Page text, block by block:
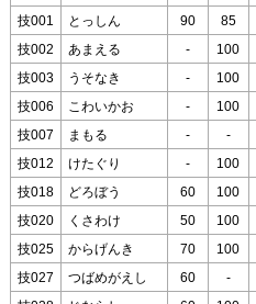
技001 とっしん 90 85
技002 あまえる - 100
技003 うそなき - 100
技006 こわいかお - 100
技007 まもる - -
技012 けたぐり - 100
技018 どろぼう 60 100
技020 くさわけ 50 100
技025 からげんき 70 100
技027 つばめがえし 60 -